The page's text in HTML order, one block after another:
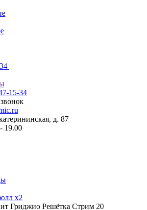
15-34
д. 87
19.00
x2
Гриджио Решётка Стрим 20